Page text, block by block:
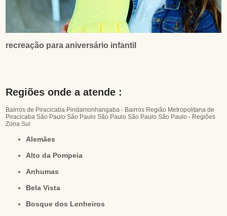
recreação para aniversário infantil
Regiões onde a atende :
Bairros de Piracicaba Pindamonhangaba - Bairros Região Metropolitana de
Piracicaba São Paulo São Paulo São Paulo São PauloSão Paulo - Regiões
Zona Sul
Alemães
Alto da Pompeia
Anhumas
Bela Vista
Bosque dos Lenheiros